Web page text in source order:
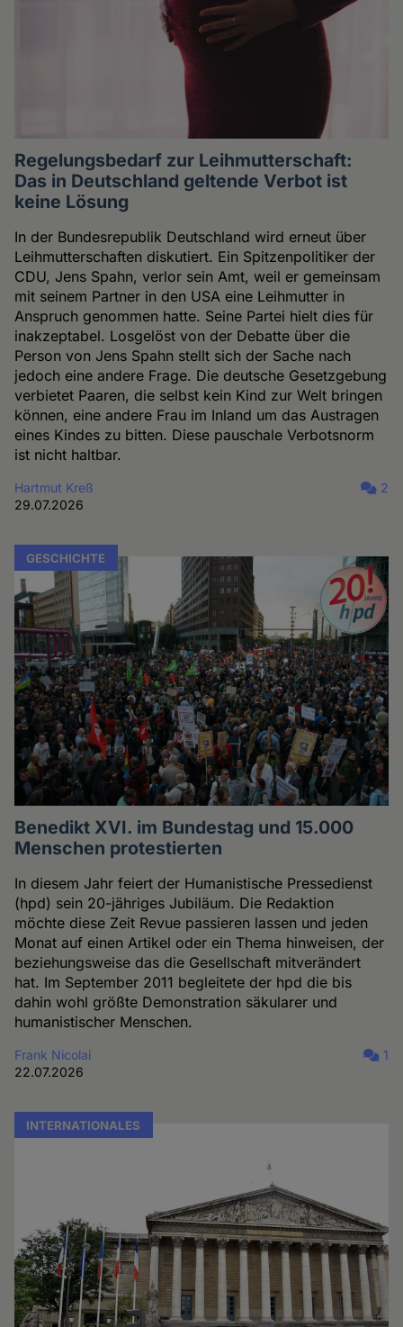
Regelungsbedarf zur Leihmutterschaft:
Das in Deutschland geltende Verbot ist
keine Lösung
In der Bundesrepublik Deutschland wird erneut über
Leihmutterschaften diskutiert. Ein Spitzenpolitiker der
CDU, Jens Spahn, verlor sein Amt, weil er gemeinsam
mit seinem Partner in den USA eine Leihmutter in
Anspruch genommen hatte. Seine Partei hielt dies für
inakzeptabel. Losgelöst von der Debatte über die
Person von Jens Spahn stellt sich der Sache nach
jedoch eine andere Frage. Die deutsche Gesetzgebung
verbietet Paaren, die selbst kein Kind zur Welt bringen
können, eine andere Frau im Inland um das Austragen
eines Kindes zu bitten. Diese pauschale Verbotsnorm
ist nicht haltbar.
Hartmut Kreß
29.07.2026
2
GESCHICHTE
Benedikt XVI. im Bundestag und 15.000
Menschen protestierten
In diesem Jahr feiert der Humanistische Pressedienst
(hpd) sein 20-jähriges Jubiläum. Die Redaktion
möchte diese Zeit Revue passieren lassen und jeden
Monat auf einen Artikel oder ein Thema hinweisen, der
beziehungsweise das die Gesellschaft mitverändert
hat. Im September 2011 begleitete der hpd die bis
dahin wohl größte Demonstration säkularer und
humanistischer Menschen.
Frank Nicolai
22.07.2026
1
INTERNATIONALES